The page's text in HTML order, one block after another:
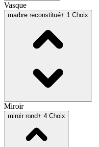
Vasque
marbre reconstitué+ 1 Choix
Miroir
miroir rond+ 4 Choix